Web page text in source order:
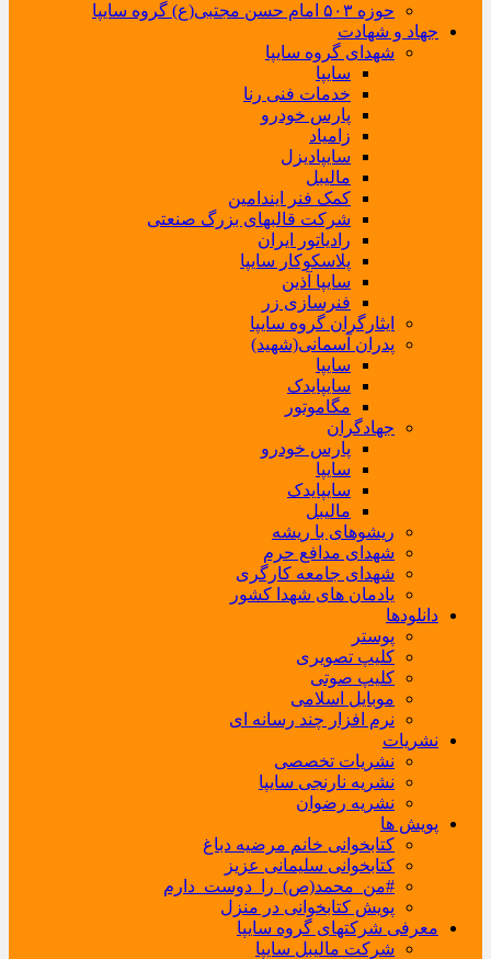
حوزه ۵۰۳ امام حسن مجتبی(ع) گروه سایپا
جهاد و شهادت
شهدای گروه سایپا
سایپا
خدمات فنی رنا
پارس خودرو
زامیاد
سایپادیزل
مالیبل
کمک فنر ایندامین
شرکت قالبهای بزرگ صنعتی
رادیاتور ایران
پلاسکوکار سایپا
سایپا آذین
فنرسازی زر
ایثارگران گروه سایپا
پدران آسمانی(شهید)
سایپا
سایپایدک
مگاموتور
جهادگران
پارس خودرو
سایپا
سایپایدک
مالیبل
ریشوهای با ریشه
شهدای مدافع حرم
شهدای جامعه کارگری
یادمان های شهدا کشور
دانلودها
پوستر
کلیپ تصویری
کلیپ صوتی
موبایل اسلامی
نرم افزار چند رسانه ای
نشریات
نشریات تخصصی
نشریه نارنجی سایپا
نشریه رضوان
پویش ها
کتابخوانی خانم مرضیه دباغ
کتابخوانی سلیمانی عزیز
#من_محمد(ص)_را_دوست_دارم
پویش کتابخوانی در منزل
معرفی شرکتهای گروه سایپا
شرکت مالیبل سایپا